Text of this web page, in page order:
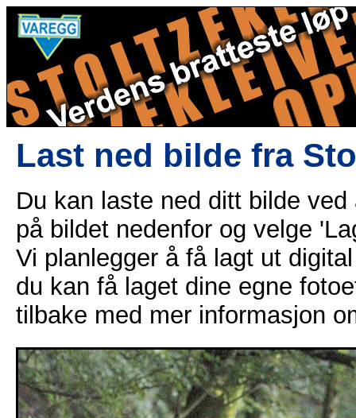
Last ned bilde fra
Du kan laste ned ditt bilde
på bildet nedenfor og velge
Vi planlegger å få lagt ut
du kan få laget dine egne
tilbake med mer informasjon